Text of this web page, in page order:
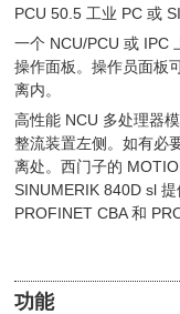
PCU 50.5 工业 PC 或
一个 NCU/PCU 或 IPC
操作面板。操作员面板
离内。
高性能 NCU 多处理器
整流装置左侧。如有必
离处。西门子的
SINUMERIK 840D sl
PROFINET CBA 和
功能